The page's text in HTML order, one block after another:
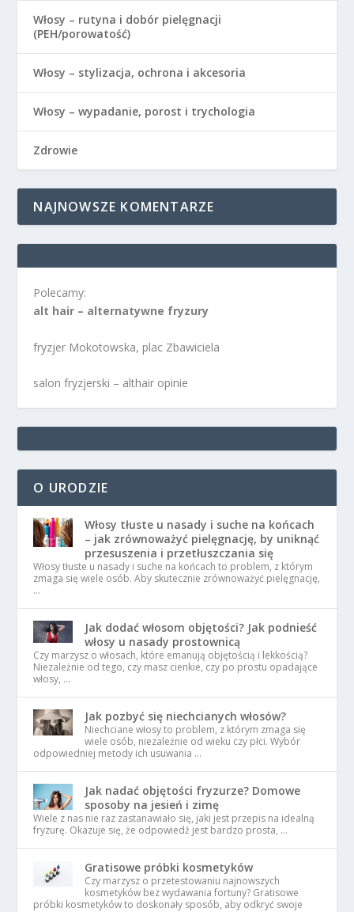
Włosy – rutyna i dobór pielęgnacji
(PEH/porowatość)
Włosy – stylizacja, ochrona i akcesoria
Włosy – wypadanie, porost i trychologia
Zdrowie
NAJNOWSZE KOMENTARZE
Polecamy:
alt hair – alternatywne fryzury
fryzjer Mokotowska, plac Zbawiciela
salon fryzjerski – althair opinie
O URODZIE
Włosy tłuste u nasady i suche na końcach
– jak zrównoważyć pielęgnację, by uniknąć
przesuszenia i przetłuszczania się
Włosy tłuste u nasady i suche na końcach to problem, z którym
zmaga się wiele osób. Aby skutecznie zrównoważyć pielęgnację,
…
Jak dodać włosom objętości? Jak podnieść
włosy u nasady prostownicą
Czy marzysz o włosach, które emanują objętością i lekkością?
Niezależnie od tego, czy masz cienkie, czy po prostu opadające
włosy, …
Jak pozbyć się niechcianych włosów?
Niechciane włosy to problem, z którym zmaga się
wiele osób, niezależnie od wieku czy płci. Wybór
odpowiedniej metody ich usuwania …
Jak nadać objętości fryzurze? Domowe
sposoby na jesień i zimę
Wiele z nas nie raz zastanawiało się, jaki jest przepis na idealną
fryzurę. Okazuje się, że odpowiedź jest bardzo prosta, …
Gratisowe próbki kosmetyków
Czy marzysz o przetestowaniu najnowszych
kosmetyków bez wydawania fortuny? Gratisowe
próbki kosmetyków to doskonały sposób, aby odkryć swoje